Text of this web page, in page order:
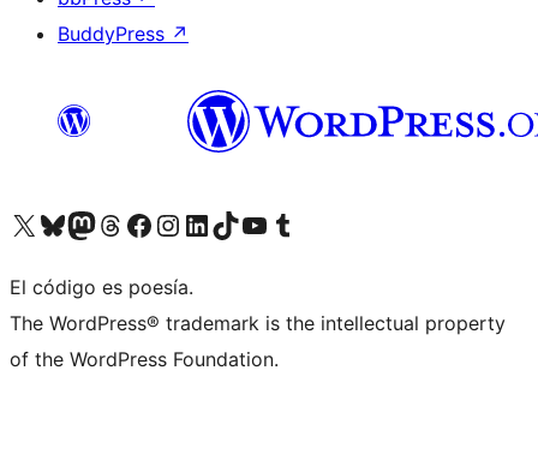
BuddyPress ↗
Visita nuestra cuenta de X (anteriormente Twitter)
Visita nuestra cuenta de Bluesky
Visita nuestra cuenta de Mastodon
Visita nuestra cuenta de Threads
Visita nuestra página de Facebook
Visita nuestra cuenta de Instagram
Visita nuestra cuenta de LinkedIn
Visita nuestra cuenta de TikTok
Visita nuestro canal de YouTube
Visita nuestra cuenta de Tumblr
El código es poesía.
The WordPress® trademark is the intellectual property
of the WordPress Foundation.